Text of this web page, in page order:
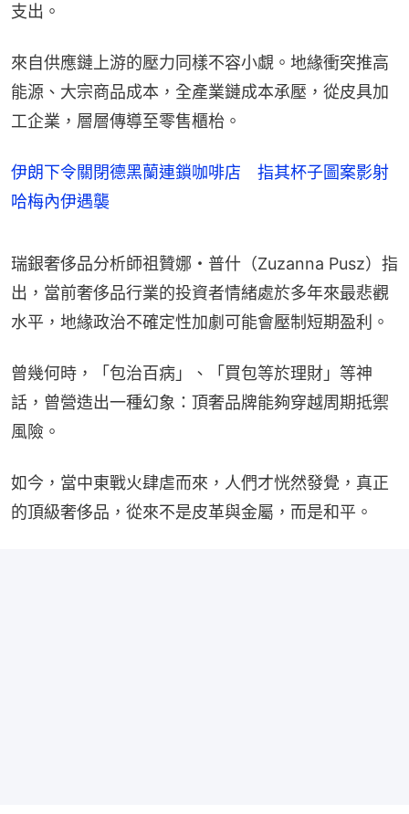
支出。
來自供應鏈上游的壓力同樣不容小覷。地緣衝突推高
能源、大宗商品成本，全產業鏈成本承壓，從皮具加
工企業，層層傳導至零售櫃枱。
伊朗下令關閉德黑蘭連鎖咖啡店 指其杯子圖案影射
哈梅內伊遇襲
瑞銀奢侈品分析師祖贊娜・普什（Zuzanna Pusz）指
出，當前奢侈品行業的投資者情緒處於多年來最悲觀
水平，地緣政治不確定性加劇可能會壓制短期盈利。
曾幾何時，「包治百病」、「買包等於理財」等神
話，曾營造出一種幻象：頂奢品牌能夠穿越周期抵禦
風險。
如今，當中東戰火肆虐而來，人們才恍然發覺，真正
的頂級奢侈品，從來不是皮革與金屬，而是和平。